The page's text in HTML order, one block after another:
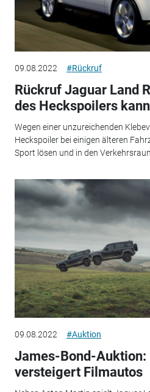
09.08.2022 #Rückruf
Rückruf Jaguar Land
des Heckspoilers
Wegen einer unzureichenden
Heckspoiler bei einigen älteren
Sport lösen und in den
09.08.2022 #Auktion
James-Bond-Auktion:
versteigert Filmautos